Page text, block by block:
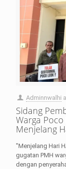
Adminnwalhi
Sidang
Warga
Menjelang
"Menjelang Hari
gugatan PMH
dengan